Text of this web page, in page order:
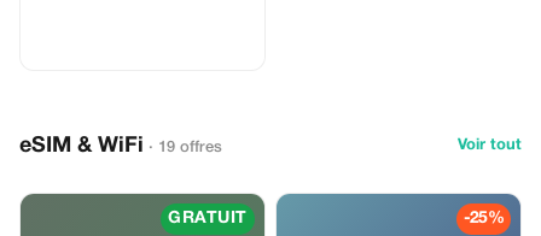
eSIM & WiFi · 19 offres Voir tout
GRATUIT -25%